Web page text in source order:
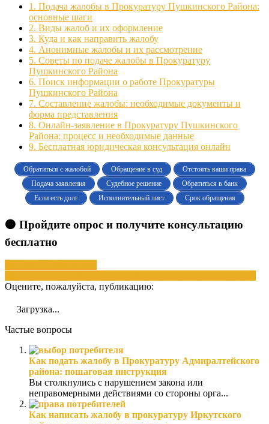
1. Подача жалобы в Прокуратуру Пушкинского Района:
основные шаги
2. Виды жалоб и их оформление
3. Куда и как направить жалобу
4. Анонимные жалобы и их рассмотрение
5. Советы по подаче жалобы в Прокуратуру
Пушкинского Района
6. Поиск информации о работе Прокуратуры
Пушкинского Района
7. Составление жалобы: необходимые документы и
форма представления
8. Онлайн-заявление в Прокуратуру Пушкинского
Района: процесс и необходимые данные
9. Бесплатная юридическая консультация онлайн
Обратиться с жалобой Обращение в суд
Отстоять ваши права
Подача заявления
Судебное решение
Обратиться в банк
Если есть долг
Исполнительный лист Срок обращения
🟠 Пройдите опрос и получите консультацию
бесплатно
Оцените, пожалуйста, публикацию:
Загрузка...
Частые вопросы
Как подать жалобу в Прокуратуру Адмиралтейского
района: пошаговая инструкция
Вы столкнулись с нарушением закона или
неправомерными действиями со стороны орга...
Как написать жалобу в прокуратуру Иркутского